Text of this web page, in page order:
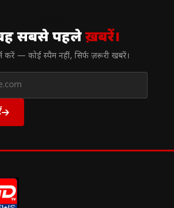
सबसे पहलेख़बरें।
करें — कोई स्पैम नहीं, सिर्फ ज़रूरी खबरें।